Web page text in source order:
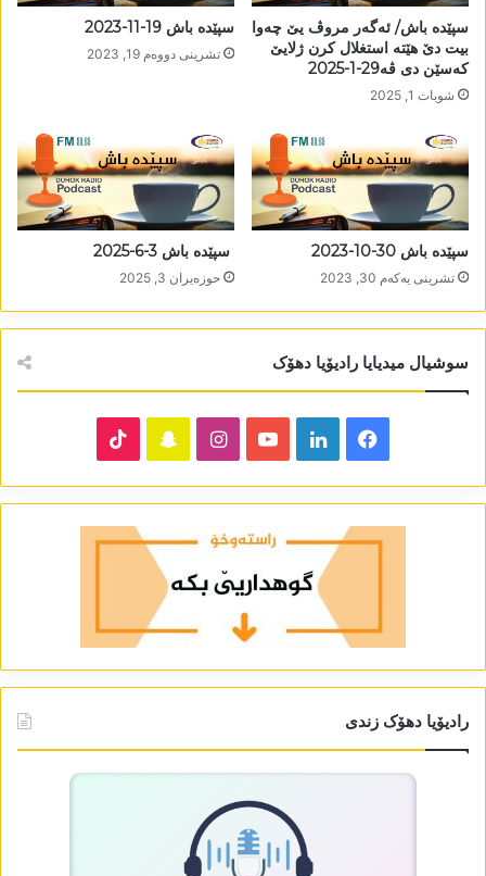
سپێدە باش/ ئەگەر مروڤ یێ چەوا
بیت دێ ھێتە استغلال کرن ژلایێ
کەسێن دی ڤە29-1-2025
شوبات 1, 2025
سپێدە باش 19-11-2023
تشرینی دووه‌م 19, 2023
سپێدە باش 30-10-2023
تشرینی یه‌كه‌م 30, 2023
سپێدە باش 3-6-2025
حوزه‌یران 3, 2025
سوشیال میدیایا رادیۆیا دھۆک
Facebook
LinkedIn
YouTube
Instagram
Snapchat
رادیۆیا دھۆک زندی